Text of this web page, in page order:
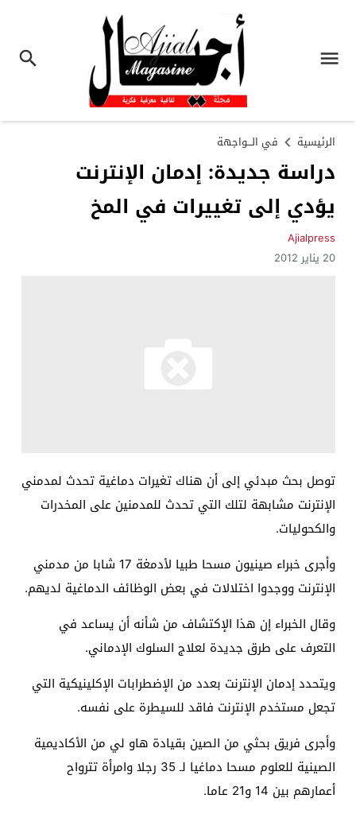
الرئيسية في الـــواجهة
دراسة جديدة: إدمان الإنترنت
يؤدي إلى تغييرات في المخ
Ajialpress
20 يناير 2012
توصل بحث مبدئي إلى أن هناك تغيرات دماغية تحدث لمدمني
الإنترنت مشابهة لتلك التي تحدث للمدمنين على المخدرات
والكحوليات.
وأجرى خبراء صينيون مسحا طبيا لأدمغة 17 شابا من مدمني
الإنترنت ووجدوا اختلالات في بعض الوظائف الدماغية لديهم.
وقال الخبراء إن هذا الإكتشاف من شأنه أن يساعد في
التعرف على طرق جديدة لعلاج السلوك الإدماني.
ويتحدد إدمان الإنترنت بعدد من الإضطرابات الإكلينيكية التي
تجعل مستخدم الإنترنت فاقد للسيطرة على نفسه.
وأجرى فريق بحثي من الصين بقيادة هاو لي من الأكاديمية
الصينية للعلوم مسحا دماغيا لـ 35 رجلا وامرأة تترواح
أعمارهم بين 14 و21 عاما
.